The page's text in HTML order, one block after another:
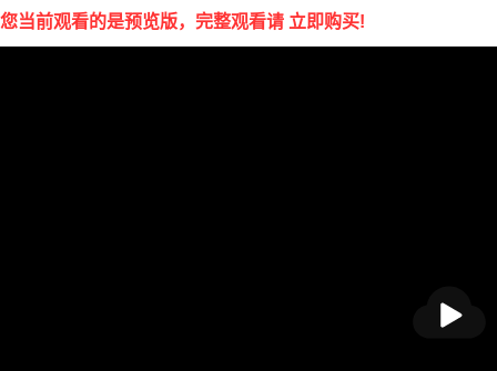
您当前观看的是预览版，完整观看请 立即购买!
放